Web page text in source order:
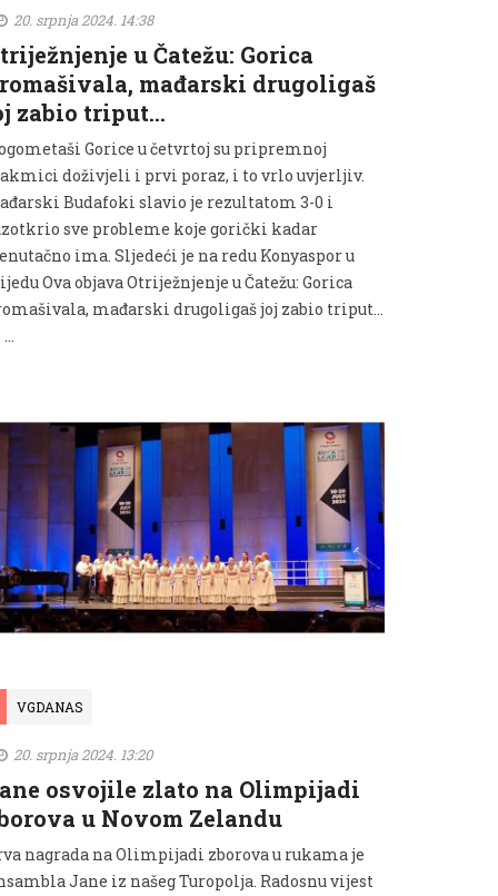
20. srpnja 2024. 14:38
u Čatežu: Gorica
mađarski drugoligaš
zabio triput…
Gorice u četvrtoj su pripremnoj
doživjeli i prvi poraz, i to vrlo uvjerljiv.
Budafoki slavio je rezultatom 3-0 i
sve probleme koje gorički kadar
ima. Sljedeći je na redu Konyaspor u
Ova objava Otriježnjenje u Čatežu: Gorica
mađarski drugoligaš joj zabio triput...
…
VGDANAS
20. srpnja 2024. 13:20
osvojile zlato na Olimpijadi
u Novom Zelandu
nagrada na Olimpijadi zborova u rukama je
Jane iz našeg Turopolja. Radosnu vijest